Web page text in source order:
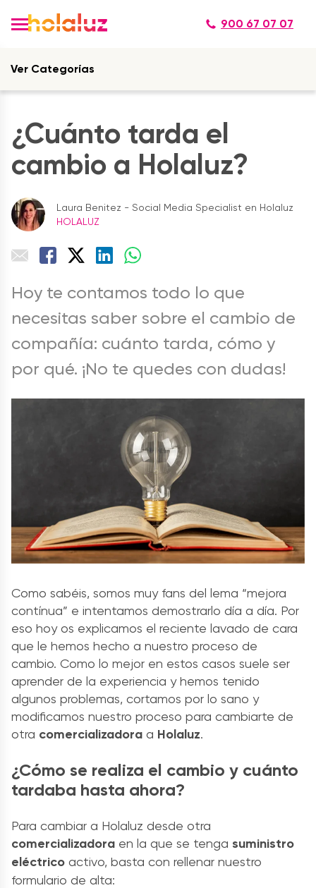
900 67 07 07
Ver Categorías
¿Cuánto tarda el
cambio a Holaluz?
Laura Benitez - Social Media Specialist en Holaluz
HOLALUZ
Hoy te contamos todo lo que
necesitas saber sobre el cambio de
compañía: cuánto tarda, cómo y
por qué. ¡No te quedes con dudas!
Como sabéis, somos muy fans del lema “mejora
contínua” e intentamos demostrarlo día a día. Por
eso hoy os explicamos el reciente lavado de cara
que le hemos hecho a nuestro proceso de
cambio. Como lo mejor en estos casos suele ser
aprender de la experiencia y hemos tenido
algunos problemas, cortamos por lo sano y
modificamos nuestro proceso para cambiarte de
otra comercializadora a Holaluz.
¿Cómo se realiza el cambio y cuánto
tardaba hasta ahora?
Para cambiar a Holaluz desde otra
comercializadora en la que se tenga suministro
eléctrico activo, basta con rellenar nuestro
formulario de alta: